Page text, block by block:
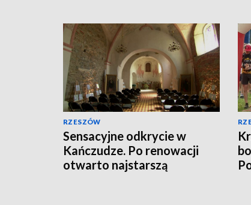
RZESZÓW
Sensacyjne odkrycie w
Kańczudze. Po renowacji
otwarto najstarszą